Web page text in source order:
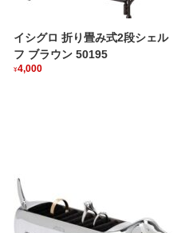
イシグロ 折り畳み式2段シェル
フ ブラウン 50195
¥4,000